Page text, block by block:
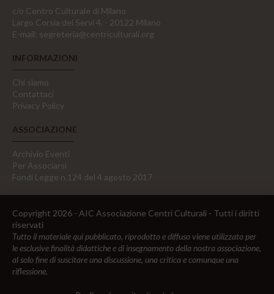
c/o Centro Culturale di Milano
Largo Corsia dei Servi 4, - 20122 Milano
E-mail: segreteria@centriculturali.org
INFORMAZIONI
Chi siamo
Contattaci
Privacy Policy
ASSOCIAZIONE
Archivio Eventi
Per Associarsi
Fondi Legge n.124 del 4 agosto 2017
Copyright 2026 - AIC Associazione Centri Culturali - Tutti i diritti
riservati
Tutto il materiale qui pubblicato, riprodotto e diffuso viene utilizzato per
le esclusive finalità didattiche e di insegnamento della nostra associazione,
al solo fine di suscitare una discussione, una critica e comunque una
riflessione.